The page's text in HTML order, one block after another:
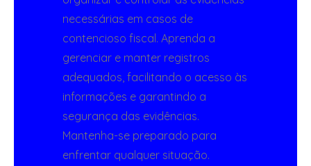
necessárias em casos de
contencioso fiscal. Aprenda a
gerenciar e manter registros
adequados, facilitando o acesso às
informações e garantindo a
segurança das evidências.
Mantenha-se preparado para
enfrentar qualquer situação.